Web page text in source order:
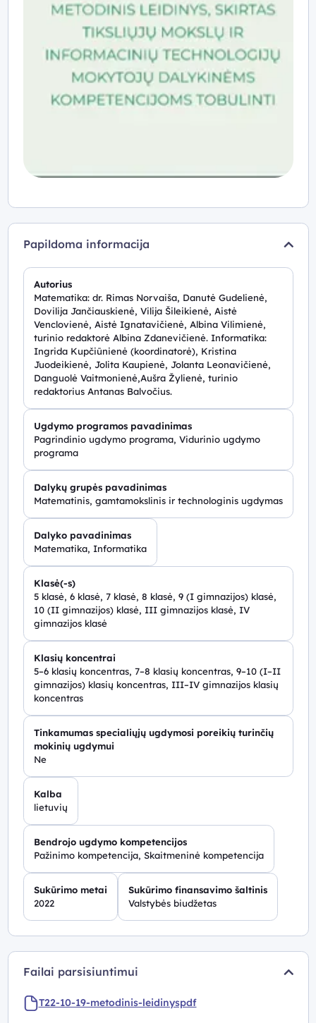
pažintinius gebėjimus, leidžiančio įveikti skaitmeninio
amžiaus iššūkius, ugdymą. Mokytojams pateikiama
teorinė ir praktinė medžiaga.
Papildoma informacija
Autorius
Matematika: dr. Rimas Norvaiša, Danutė Gudelienė,
Dovilija Jančiauskienė, Vilija Šileikienė, Aistė
Venclovienė, Aistė Ignatavičienė, Albina Vilimienė,
turinio redaktorė Albina Zdanevičienė. Informatika:
Ingrida Kupčiūnienė (koordinatorė), Kristina
Juodeikienė, Jolita Kaupienė, Jolanta Leonavičienė,
Danguolė Vaitmonienė,Aušra Žylienė, turinio
redaktorius Antanas Balvočius.
Ugdymo programos pavadinimas
Pagrindinio ugdymo programa, Vidurinio ugdymo
programa
Dalykų grupės pavadinimas
Matematinis, gamtamokslinis ir technologinis ugdymas
Dalyko pavadinimas
Matematika, Informatika
Klasė(-s)
5 klasė, 6 klasė, 7 klasė, 8 klasė, 9 (I gimnazijos) klasė,
10 (II gimnazijos) klasė, III gimnazijos klasė, IV
gimnazijos klasė
Klasių koncentrai
5–6 klasių koncentras, 7–8 klasių koncentras, 9–10 (I–II
gimnazijos) klasių koncentras, III–IV gimnazijos klasių
koncentras
Tinkamumas specialiųjų ugdymosi poreikių turinčių
mokinių ugdymui
Ne
Kalba
lietuvių
Bendrojo ugdymo kompetencijos
Pažinimo kompetencija, Skaitmeninė kompetencija
Sukūrimo metai
2022
Sukūrimo finansavimo šaltinis
Valstybės biudžetas
Failai parsisiuntimui
T22-10-19-metodinis-leidinyspdf